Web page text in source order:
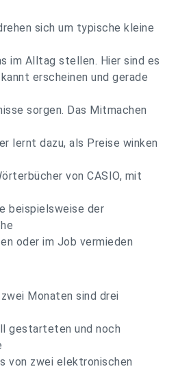
sich um typische kleine
im Alltag stellen. Hier sind es
erscheinen und gerade
sorgen. Das Mitmachen
lernt dazu, als Preise winken
von CASIO, mit
beispielsweise der
oder im Job vermieden
Monaten sind drei
gestarteten und noch
von zwei elektronischen